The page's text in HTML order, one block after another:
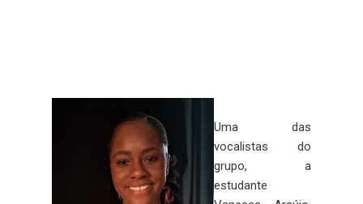
Uma das
vocalistas do
grupo, a
estudante